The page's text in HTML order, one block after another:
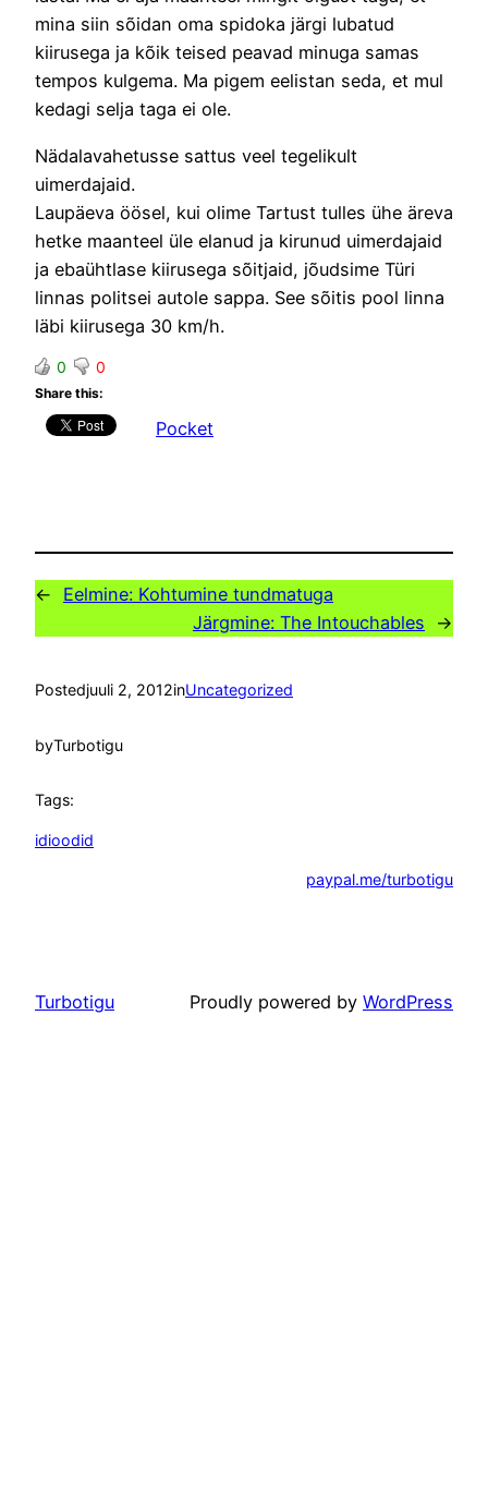
mina siin sõidan oma spidoka järgi lubatud
kiirusega ja kõik teised peavad minuga samas
tempos kulgema. Ma pigem eelistan seda, et mul
kedagi selja taga ei ole.
Nädalavahetusse sattus veel tegelikult
uimerdajaid.
Laupäeva öösel, kui olime Tartust tulles ühe äreva
hetke maanteel üle elanud ja kirunud uimerdajaid
ja ebaühtlase kiirusega sõitjaid, jõudsime Türi
linnas politsei autole sappa. See sõitis pool linna
läbi kiirusega 30 km/h.
0 0
Share this:
Pocket
← Eelmine: Kohtumine tundmatuga
Järgmine: The Intouchables →
Postedjuuli 2, 2012inUncategorized
byTurbotigu
Tags:
idioodid
paypal.me/turbotigu
Turbotigu Proudly powered by WordPress